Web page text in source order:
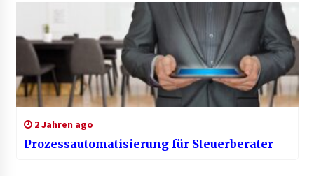
2 Jahren ago
Prozess­automatisierung für Steuerberater